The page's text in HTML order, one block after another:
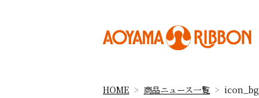
HOME 商品ニュース一覧 icon_bg